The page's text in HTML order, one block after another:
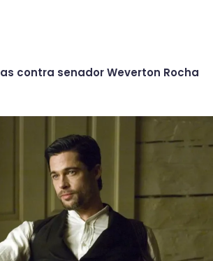
contra senador Weverton Rocha